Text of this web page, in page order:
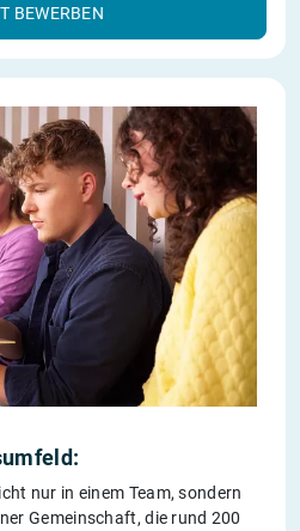
BEWERBEN
nur in einem Team, sondern
Gemeinschaft, die rund 200